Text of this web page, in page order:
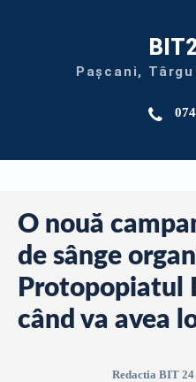
Pașcani,
O nouă
de sânge
Protopopiatul
când va avea
Redactia BIT 24